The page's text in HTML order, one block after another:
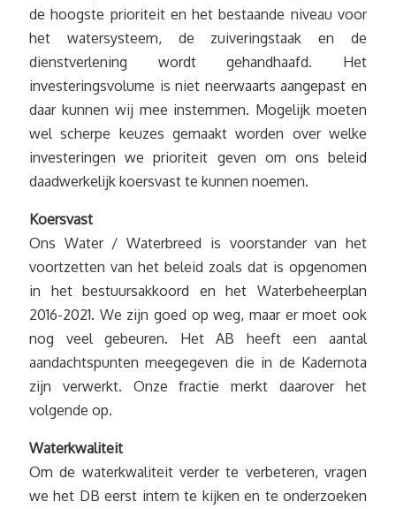
de hoogste prioriteit en het bestaande niveau voor
het watersysteem, de zuiveringstaak en de
dienstverlening wordt gehandhaafd. Het
investeringsvolume is niet neerwaarts aangepast en
daar kunnen wij mee instemmen. Mogelijk moeten
wel scherpe keuzes gemaakt worden over welke
investeringen we prioriteit geven om ons beleid
daadwerkelijk koersvast te kunnen noemen.
Koersvast
Ons Water / Waterbreed is voorstander van het
voortzetten van het beleid zoals dat is opgenomen
in het bestuursakkoord en het Waterbeheerplan
2016-2021. We zijn goed op weg, maar er moet ook
nog veel gebeuren. Het AB heeft een aantal
aandachtspunten meegegeven die in de Kadernota
zijn verwerkt. Onze fractie merkt daarover het
volgende op.
Waterkwaliteit
Om de waterkwaliteit verder te verbeteren, vragen
we het DB eerst intern te kijken en te onderzoeken